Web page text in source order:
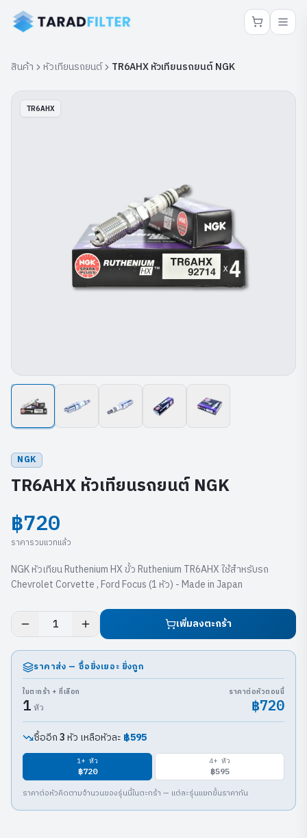
สินค้า หัวเทียนรถยนต์ TR6AHX หัวเทียนรถยนต์ NGK
TR6AHX
NGK
TR6AHX หัวเทียนรถยนต์ NGK
฿720
ราคารวมแวทแล้ว
NGK หัวเทียน Ruthenium HX ขั้ว Ruthenium TR6AHX ใช้สำหรับรถ
Chevrolet Corvette , Ford Focus (1 หัว) - Made in Japan
1 เพิ่มลงตะกร้า
ราคาส่ง — ซื้อยิ่งเยอะ ยิ่งถูก
ในตะกร้า + ที่เลือก
1 หัว
ราคาต่อหัวตอนนี้
฿720
ซื้ออีก 3 หัว เหลือหัวละ ฿595
1+ หัว
฿720
4+ หัว
฿595
ราคาต่อหัวคิดตามจำนวนของรุ่นนี้ในตะกร้า — แต่ละรุ่นแยกขั้นราคากัน